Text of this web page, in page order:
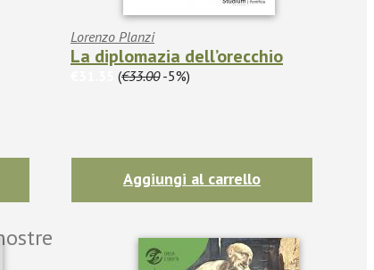
Lorenzo Planzi
La diplomazia dell’orecchio
(€33.00-5%)
Aggiungi al carrello